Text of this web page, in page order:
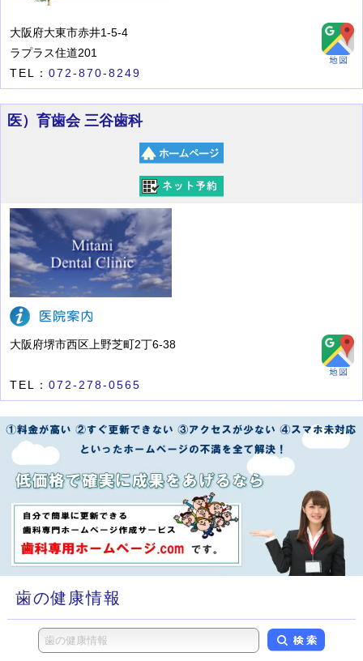
大阪府大東市赤井1-5-4
ラプラス住道201
TEL： 072-870-8249
医）育歯会 三谷歯科
大阪府堺市西区上野芝町2丁6-38
TEL： 072-278-0565
歯の健康情報